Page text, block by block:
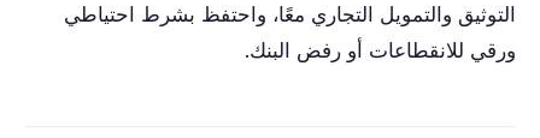
التوثيق والتمويل التجاري معًا، واحتفظ بشرط احتياطي
ورقي للانقطاعات أو رفض البنك.